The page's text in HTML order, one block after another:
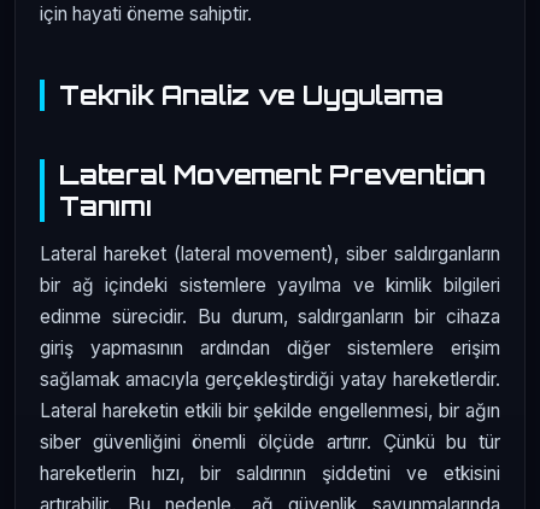
için hayati öneme sahiptir.
Teknik Analiz ve Uygulama
Lateral Movement Prevention
Tanımı
Lateral hareket (lateral movement), siber saldırganların
bir ağ içindeki sistemlere yayılma ve kimlik bilgileri
edinme sürecidir. Bu durum, saldırganların bir cihaza
giriş yapmasının ardından diğer sistemlere erişim
sağlamak amacıyla gerçekleştirdiği yatay hareketlerdir.
Lateral hareketin etkili bir şekilde engellenmesi, bir ağın
siber güvenliğini önemli ölçüde artırır. Çünkü bu tür
hareketlerin hızı, bir saldırının şiddetini ve etkisini